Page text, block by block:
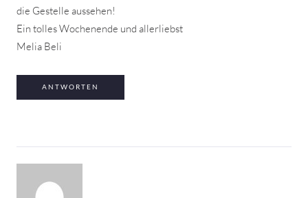
die Gestelle aussehen!
Ein tolles Wochenende und allerliebst
Melia Beli
ANTWORTEN